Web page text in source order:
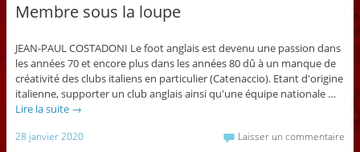
Membre sous la loupe
JEAN-PAUL COSTADONI Le foot anglais est devenu une passion dans
les années 70 et encore plus dans les années 80 dû à un manque de
créativité des clubs italiens en particulier (Catenaccio). Etant d'origine
italienne, supporter un club anglais ainsi qu'une équipe nationale …
Lire la suite →
28 janvier 2020 Laisser un commentaire